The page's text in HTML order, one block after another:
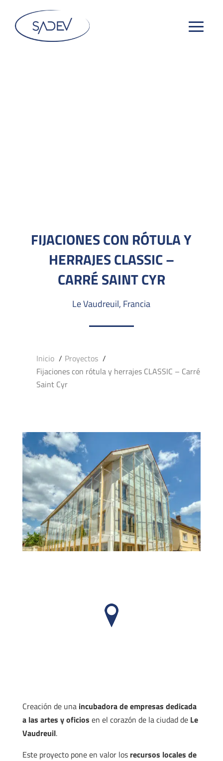
FIJACIONES CON RÓTULA Y
HERRAJES CLASSIC –
CARRÉ SAINT CYR
Le Vaudreuil, Francia
Inicio
Proyectos
Fijaciones con rótula y herrajes CLASSIC – Carré
Saint Cyr
Creación de una incubadora de empresas dedicada
a las artes y oficios en el corazón de la ciudad de Le
Vaudreuil.
Este proyecto pone en valor los recursos locales de